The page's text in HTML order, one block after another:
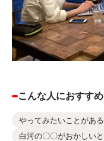
こんな人におすすめ
やってみたいことがある
白河の〇〇がおかしい